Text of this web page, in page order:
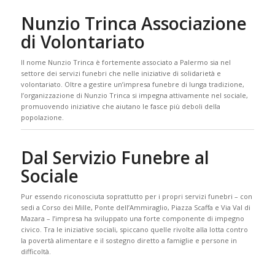
Nunzio Trinca Associazione
di Volontariato
Il nome Nunzio Trinca è fortemente associato a Palermo sia nel
settore dei servizi funebri che nelle iniziative di solidarietà e
volontariato. Oltre a gestire un’impresa funebre di lunga tradizione,
l’organizzazione di Nunzio Trinca si impegna attivamente nel sociale,
promuovendo iniziative che aiutano le fasce più deboli della
popolazione.
Dal Servizio Funebre al
Sociale
Pur essendo riconosciuta soprattutto per i propri servizi funebri – con
sedi a Corso dei Mille, Ponte dell’Ammiraglio, Piazza Scaffa e Via Val di
Mazara – l’impresa ha sviluppato una forte componente di impegno
civico. Tra le iniziative sociali, spiccano quelle rivolte alla lotta contro
la povertà alimentare e il sostegno diretto a famiglie e persone in
difficoltà.